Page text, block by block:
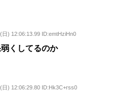
日) 12:06:13.99 ID:emtHziHn0
くしてるのか
日) 12:06:29.80 ID:Hk3C+rss0